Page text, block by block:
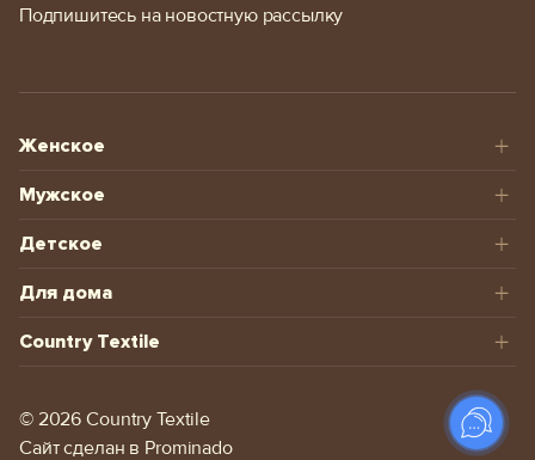
Подпишитесь на новостную рассылку
Женское
Мужское
Детское
Для дома
Country Textile
© 2026 Сountry Textile
Сайт сделан в Prominado